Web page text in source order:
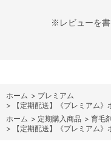
※レビューを
ホーム > プレミアム
>
【定期配送】《プレミアム
ホーム > 定期購入商品 > 育毛
>
【定期配送】《プレミアム